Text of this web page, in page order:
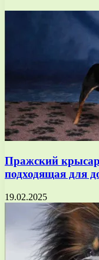
Пражский
подходящая для
19.02.2025